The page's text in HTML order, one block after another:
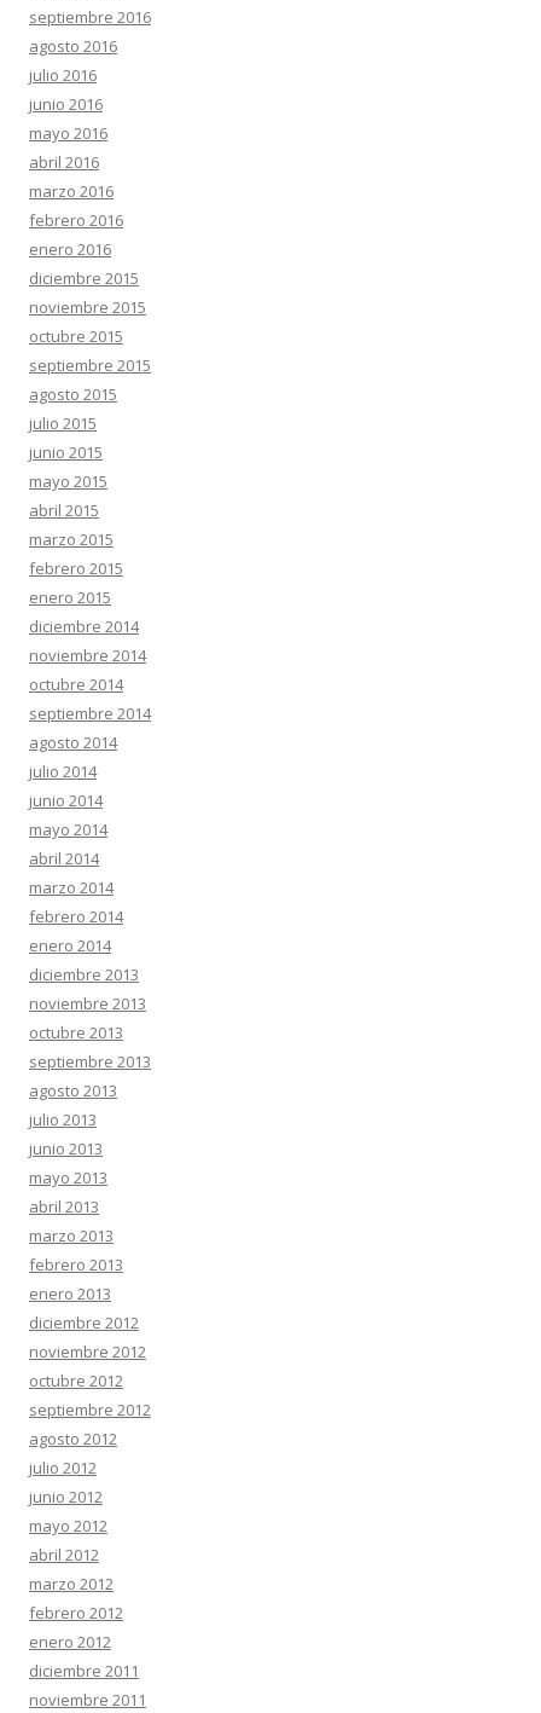
septiembre 2016
agosto 2016
julio 2016
junio 2016
mayo 2016
abril 2016
marzo 2016
febrero 2016
enero 2016
diciembre 2015
noviembre 2015
octubre 2015
septiembre 2015
agosto 2015
julio 2015
junio 2015
mayo 2015
abril 2015
marzo 2015
febrero 2015
enero 2015
diciembre 2014
noviembre 2014
octubre 2014
septiembre 2014
agosto 2014
julio 2014
junio 2014
mayo 2014
abril 2014
marzo 2014
febrero 2014
enero 2014
diciembre 2013
noviembre 2013
octubre 2013
septiembre 2013
agosto 2013
julio 2013
junio 2013
mayo 2013
abril 2013
marzo 2013
febrero 2013
enero 2013
diciembre 2012
noviembre 2012
octubre 2012
septiembre 2012
agosto 2012
julio 2012
junio 2012
mayo 2012
abril 2012
marzo 2012
febrero 2012
enero 2012
diciembre 2011
noviembre 2011